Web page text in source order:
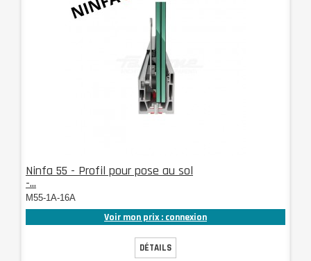
Ninfa 55 - Profil pour pose au sol
-...
M55-1A-16A
Voir mon prix : connexion
DÉTAILS